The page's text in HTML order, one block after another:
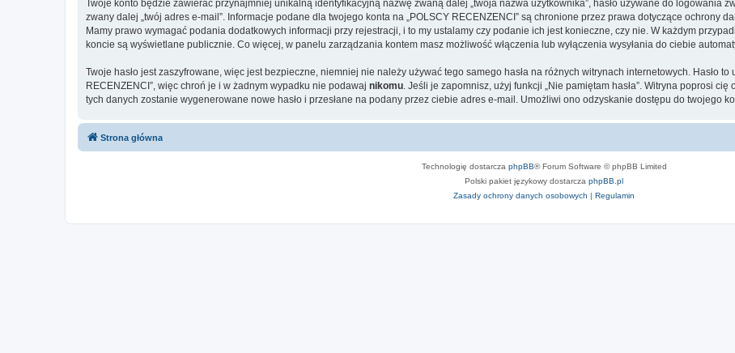
Twoje konto będzie zawierać przynajmniej unikalną identyfikacyjną nazwę zwaną dalej „twoja nazwa użytkownika”, hasło używane do logowania
zwany dalej „twój adres e-mail”. Informacje podane dla twojego konta na „POLSCY RECENZENCI” są chronione przez prawa dotyczące ochrony
Mamy prawo wymagać podania dodatkowych informacji przy rejestracji, i to my ustalamy czy podanie ich jest konieczne, czy nie. W każdym
koncie są wyświetlane publicznie. Co więcej, w panelu zarządzania kontem masz możliwość włączenia lub wyłączenia wysyłania do ciebie
Twoje hasło jest zaszyfrowane, więc jest bezpieczne, niemniej nie należy używać tego samego hasła na różnych witrynach internetowych. Hasło
RECENZENCI”, więc chroń je i w żadnym wypadku nie podawaj nikomu. Jeśli je zapomnisz, użyj funkcji „Nie pamiętam hasła”. Witryna poprosi
tych danych zostanie wygenerowane nowe hasło i przesłane na podany przez ciebie adres e-mail. Umożliwi ono odzyskanie dostępu do twojego
Strona główna
Technologię dostarcza phpBB® Forum Software © phpBB Limited
Polski pakiet językowy dostarcza phpBB.pl
Zasady ochrony danych osobowych | Regulamin